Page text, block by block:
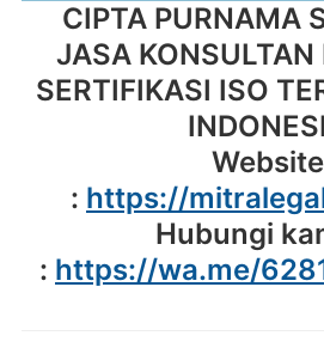
CIPTA PURNAMA
JASA KONSULTAN
SERTIFIKASI ISO
Website
: https://
Hubungi
: https://wa.me/